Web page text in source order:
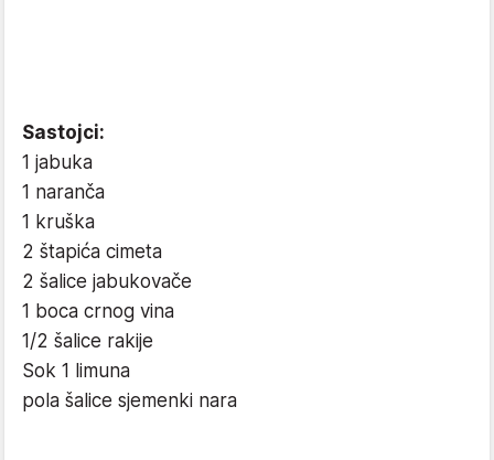
Sastojci:
1 jabuka
1 naranča
1 kruška
2 štapića cimeta
2 šalice jabukovače
1 boca crnog vina
1/2 šalice rakije
Sok 1 limuna
pola šalice sjemenki nara